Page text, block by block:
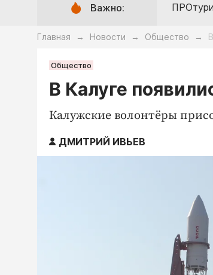
Важно:
Главная → Новости → Общество →
Общество
В Калуге
Калужские волонтёры
ДМИТРИЙ ИВЬЕВ